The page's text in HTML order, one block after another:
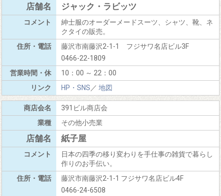
ジャック・ラビッツ
紳士服のオーダーメードスーツ、シャツ、靴、ネ
クタイの販売。
藤沢市南藤沢2-1-1 フジサワ名店ビル3F
0466-22-1809
10：00 ～ 22：00
HP・SNS／ 地図
391ビル商店会
その他小売業
紙子屋
日本の四季の移り変わりを手仕事の雑貨で暮らし
作りのお手伝い。
藤沢市南藤沢2-1-1 フジサワ名店ビル4F
0466-24-6508